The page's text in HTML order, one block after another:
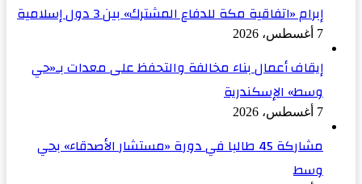
إبرام «اتفاقية مكة للدفاع المشترك» بين 3 دول إسلامية
7 أغسطس، 2026
إيقاف أعمال بناء مخالفة والتحفظ على معدات بـ«حي
وسط» الإسكندرية
7 أغسطس، 2026
مشاركة 45 طالبا في دورة «مستشار الأصدقاء» بحي
وسط